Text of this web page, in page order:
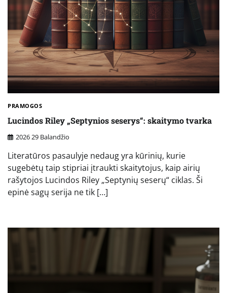
PRAMOGOS
Lucindos Riley „Septynios seserys“: skaitymo tvarka
2026 29 Balandžio
Literatūros pasaulyje nedaug yra kūrinių, kurie
sugebėtų taip stipriai įtraukti skaitytojus, kaip airių
rašytojos Lucindos Riley „Septynių seserų“ ciklas. Ši
epinė sagų serija ne tik […]